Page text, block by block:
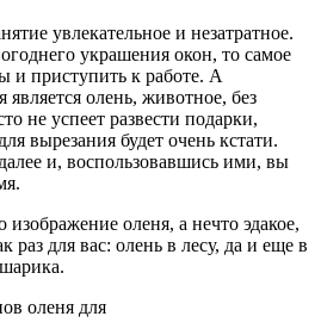
увлекательное и незатратное.
украшения окон, то самое
и приступить к работе. А
олень, животное, без
не успеет развести подарки,
вырезания будет очень кстати.
и, воспользовавшись ими, вы
оленя, а нечто эдакое,
для вас: олень в лесу, да и еще в